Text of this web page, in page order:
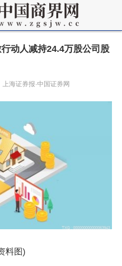
动人减持24.4万股公司股
海证券报·中国证券网
料图)